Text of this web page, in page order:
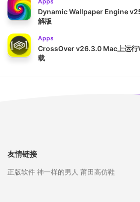
Dynamic Wallpaper Engine
解版
Apps
CrossOver v26.3.0 Mac上运
载
友情链接
正版软件 神一样的男人 莆田高仿鞋